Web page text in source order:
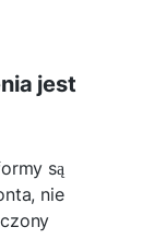
jest
są
nie